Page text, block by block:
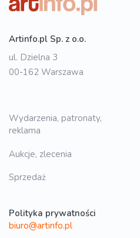
Artinfo.pl Sp. z o.o.
ul. Dzielna 3
00-162 Warszawa
Wydarzenia, patronaty,
reklama
Aukcje, zlecenia
Sprzedaż
Polityka prywatności
biuro@artinfo.pl